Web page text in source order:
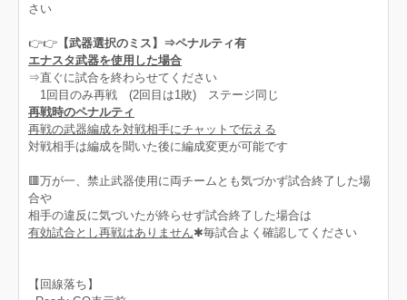
さい
👉👉 【武器選択のミス】⇒ペナルティ有
エナスタ武器を使用した場合
⇒直ぐに試合を終わらせてください
1回目のみ再戦 (2回目は1敗) ステージ同じ
再戦時のペナルティ
再戦の武器編成を対戦相手にチャットで伝える
対戦相手は編成を聞いた後に編成変更が可能です
🟥万が一、禁止武器使用に両チームとも気づかず試合終了した場
合や
相手の違反に気づいたが終らせず試合終了した場合は
有効試合とし再戦はありません✱毎試合よく確認してください
【回線落ち】